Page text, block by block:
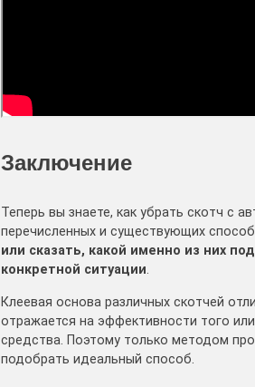
Заключение
Теперь вы знаете, как убрать скотч с
перечисленных и существующих
или сказать, какой именно из них
конкретной ситуации.
Клеевая основа различных скотчей
отражается на эффективности того
средства. Поэтому только методом
подобрать идеальный способ.